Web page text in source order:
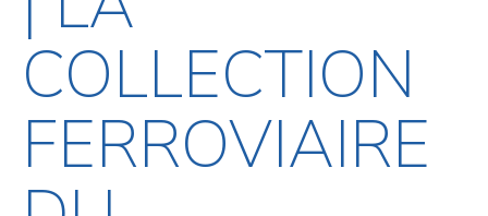
COLLECTION
FERROVIAIRE